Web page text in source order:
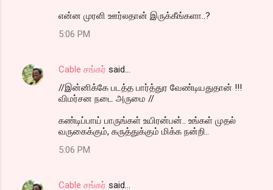
என்ன முரளி ஊர்லதான் இருக்கீங்களா..?
5:06 PM
Cable சங்கர் said…
//இன்னிக்கே படத்த பார்த்துர வேண்டியதுதான் !!!
விமர்சன நடை அருமை //
கண்டிப்பாய் பாருங்கள் உயிரன்பன்.. உங்கள் முதல்
வருகைக்கும், கருத்துக்கும் மிக்க நன்றி..
5:06 PM
Cable சங்கர் said…